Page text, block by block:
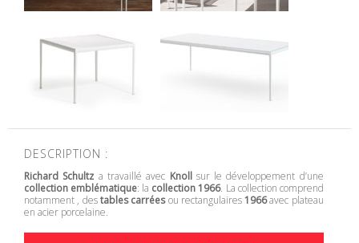
DESCRIPTION :
Richard Schultz a travaillé avec Knollsur le développement d’une
collection emblématique: la collection 1966. La collection comprend
notamment , destables carréesou rectangulaires1966avec plateau
en acier porcelaine.